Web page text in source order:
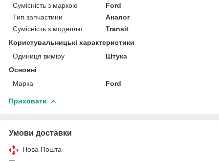
Сумісність з маркою
Ford
Тип запчастини
Аналог
Сумісність з моделлю
Transit
Користувальницькі характеристики
Одиниця виміру
Штука
Основні
Марка
Ford
Приховати
Умови доставки
Нова Пошта